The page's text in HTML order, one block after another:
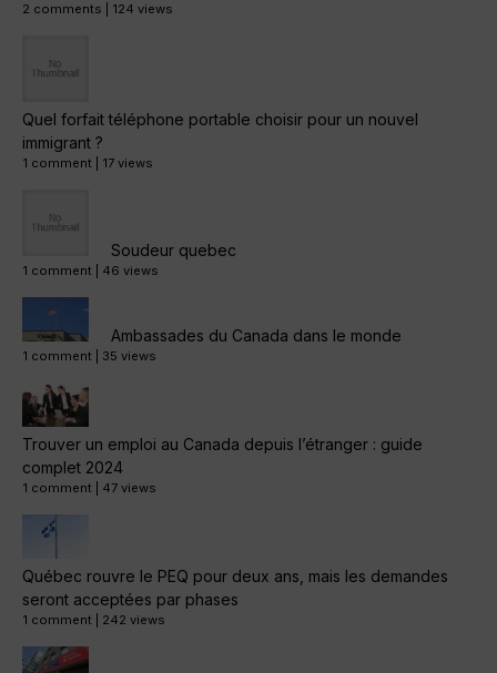
2 comments 124 views
Quel forfait téléphone portable choisir pour un nouvel
immigrant ?
1 comment 17 views
Soudeur quebec
1 comment 46 views
Ambassades du Canada dans le monde
1 comment 35 views
Trouver un emploi au Canada depuis l’étranger : guide
complet 2024
1 comment 47 views
Québec rouvre le PEQ pour deux ans, mais les demandes
seront acceptées par phases
1 comment 242 views